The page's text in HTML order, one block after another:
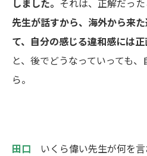
しました。 それは、正解だった
先生が話すから、海外から来
て、 自分の感じる違和感には正
と、後でどうなっていっても
ら。
田口 いくら偉い先生が何を言